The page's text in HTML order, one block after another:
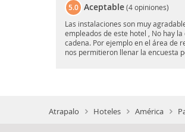
5.0 Aceptable(4 opiniones)
Las instalaciones son muy
empleados de este hotel , No hay
cadena. Por ejemplo en el área de
nos permitieron llenar la encuesta
Atrapalo Hoteles América